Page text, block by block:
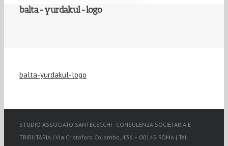
balta-yurdakul-logo
balta-yurdakul-logo
STUDIO ASSOCIATO SANTECECCHI - CONSULENZA SOCIETARIA E
TRIBUTARIA | Via Cristoforo Colombo, 436 – 00145 ROMA | Tel.